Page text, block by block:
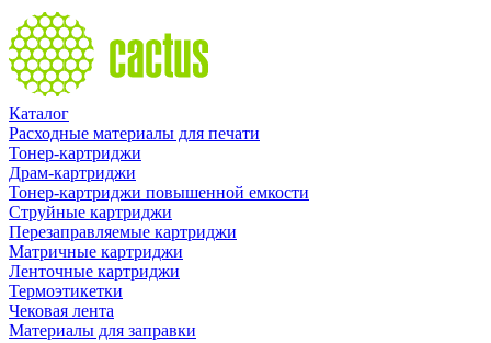
Каталог
Расходные материалы для печати
Тонер-картриджи
Драм-картриджи
Тонер-картриджи повышенной емкости
Струйные картриджи
Перезаправляемые картриджи
Матричные картриджи
Ленточные картриджи
Термоэтикетки
Чековая лента
Материалы для заправки